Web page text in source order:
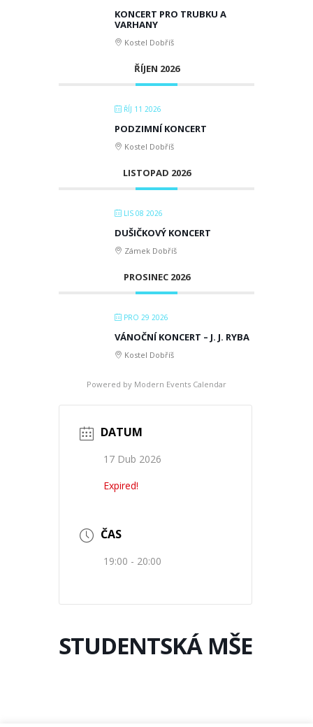
KONCERT PRO TRUBKU A
VARHANY
Kostel Dobříš
ŘÍJEN 2026
ŘÍJ 11 2026
PODZIMNÍ KONCERT
Kostel Dobříš
LISTOPAD 2026
LIS 08 2026
DUŠIČKOVÝ KONCERT
Zámek Dobříš
PROSINEC 2026
PRO 29 2026
VÁNOČNÍ KONCERT – J. J. RYBA
Kostel Dobříš
Powered by Modern Events Calendar
DATUM
17 Dub 2026
Expired!
ČAS
19:00 - 20:00
STUDENTSKÁ MŠE